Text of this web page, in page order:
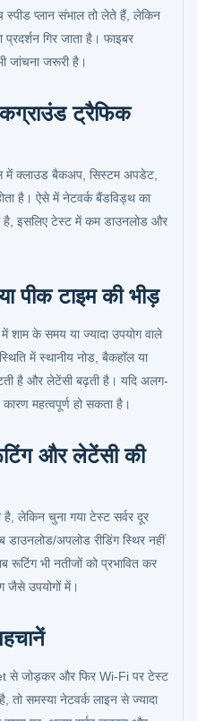
प्लान संभाल तो लेते हैं, लेकिन
गिर जाता है। फाइबर
जांचना जरूरी है।
ट्रैफिक
में क्लाउड बैकअप, सिस्टम अपडेट,
है। ऐसे में नेटवर्क बैंडविड्थ का
है, इसलिए टेस्ट में कम डाउनलोड और
पीक टाइम की भीड़
के समय या ज्यादा उपयोग वाले
में स्थानीय नोड, बैकहॉल या
है और लेटेंसी बढ़ती है। यदि अलग-
महत्वपूर्ण हो सकता है।
और लेटेंसी की
लेकिन चुना गया टेस्ट सर्वर दूर
डाउनलोड/अपलोड रीडिंग स्थिर नहीं
भी नतीजों को प्रभावित कर
जैसे उपयोगों में।
से जोड़कर और फिर Wi-Fi पर टेस्ट
समस्या नेटवर्क लाइन से ज्यादा